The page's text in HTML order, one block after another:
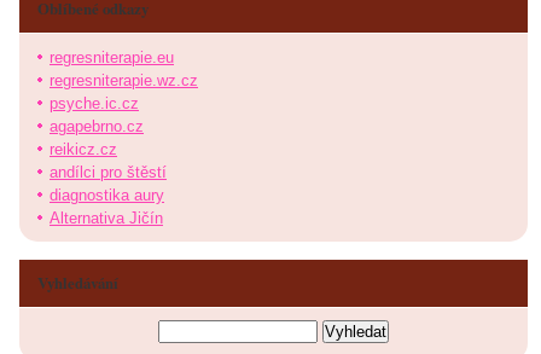
Oblíbené odkazy
regresniterapie.eu
regresniterapie.wz.cz
psyche.ic.cz
agapebrno.cz
reikicz.cz
andílci pro štěstí
diagnostika aury
Alternativa Jičín
Vyhledávání